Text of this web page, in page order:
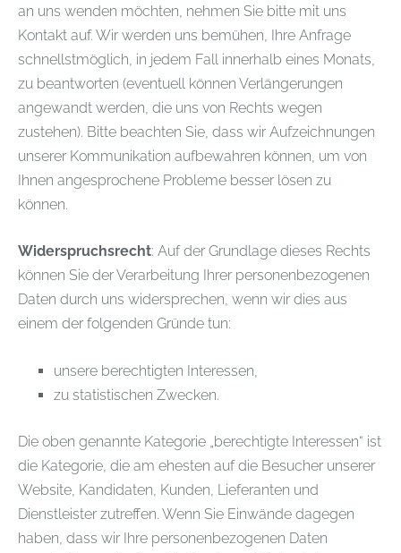
an uns wenden möchten, nehmen Sie bitte mit uns
Kontakt auf. Wir werden uns bemühen, Ihre Anfrage
schnellstmöglich, in jedem Fall innerhalb eines Monats,
zu beantworten (eventuell können Verlängerungen
angewandt werden, die uns von Rechts wegen
zustehen). Bitte beachten Sie, dass wir Aufzeichnungen
unserer Kommunikation aufbewahren können, um von
Ihnen angesprochene Probleme besser lösen zu
können.
Widerspruchsrecht: Auf der Grundlage dieses Rechts
können Sie der Verarbeitung Ihrer personenbezogenen
Daten durch uns widersprechen, wenn wir dies aus
einem der folgenden Gründe tun:
unsere berechtigten Interessen,
zu statistischen Zwecken.
Die oben genannte Kategorie „berechtigte Interessen“ ist
die Kategorie, die am ehesten auf die Besucher unserer
Website, Kandidaten, Kunden, Lieferanten und
Dienstleister zutreffen. Wenn Sie Einwände dagegen
haben, dass wir Ihre personenbezogenen Daten